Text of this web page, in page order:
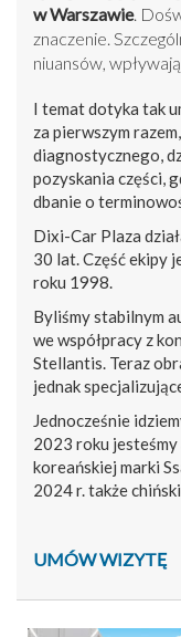
w Warszawie.
znaczenie.
niuansów,
I temat dotyka tak
za pierwszym
diagnostycznego,
pozyskania części,
dbanie o
Dixi-Car Plaza
30 lat. Część ekipy
roku 1998.
Byliśmy stabilnym
we współpracy z
Stellantis. Teraz
jednak
Jednocześnie
2023 roku
koreańskiej marki
2024 r. także
UMÓW WIZYTĘ